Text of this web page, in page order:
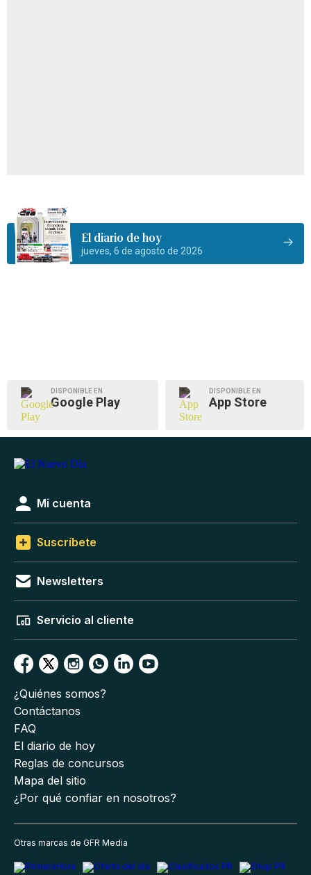
El diario de hoy
jueves, 6 de agosto de 2026
DISPONIBLE EN
Google Play
DISPONIBLE EN
App Store
Mi cuenta
Suscríbete
Newsletters
Servicio al cliente
¿Quiénes somos?
Contáctanos
FAQ
El diario de hoy
Reglas de concursos
Mapa del sitio
¿Por qué confiar en nosotros?
Otras marcas de GFR Media